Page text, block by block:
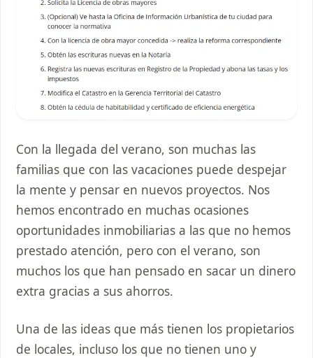
Con la llegada del verano, son muchas las
familias que con las vacaciones puede despejar
la mente y pensar en nuevos proyectos. Nos
hemos encontrado en muchas ocasiones
oportunidades inmobiliarias a las que no hemos
prestado atención, pero con el verano, son
muchos los que han pensado en sacar un dinero
extra gracias a sus ahorros.
Una de las ideas que más tienen los propietarios
de locales, incluso los que no tienen uno y